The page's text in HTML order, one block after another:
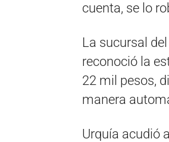
cuenta, se lo
La sucursal
reconoció la
22 mil pesos,
manera
Urquía acudió